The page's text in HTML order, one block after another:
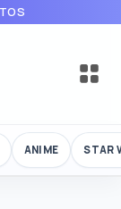
ANIME STAR